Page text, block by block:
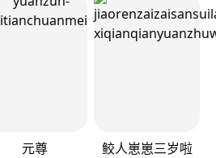
元尊 鲛人崽崽三岁啦